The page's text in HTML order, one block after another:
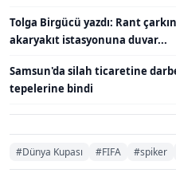
Tolga Birgücü yazdı: Rant
akaryakıt istasyonuna duvar...
Samsun'da silah ticaretine
tepelerine bindi
#Dünya Kupası #FIFA #spiker